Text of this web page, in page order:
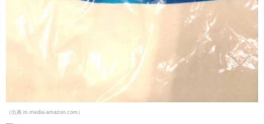
（出典 m.media-amazon.com）